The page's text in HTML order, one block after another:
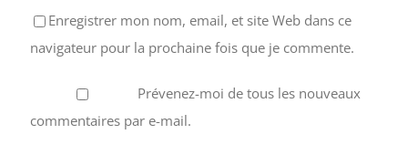
Enregistrer mon nom, email, et site Web dans ce
navigateur pour la prochaine fois que je commente.
Prévenez-moi de tous les nouveaux
commentaires par e-mail.